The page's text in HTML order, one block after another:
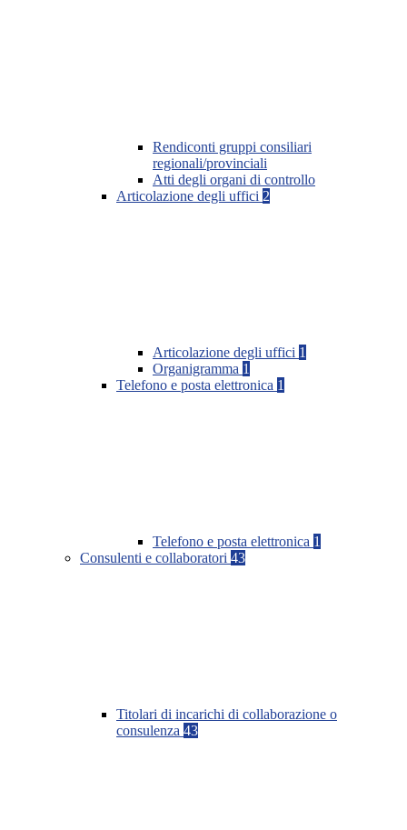
Rendiconti gruppi consiliari
regionali/provinciali
Atti degli organi di controllo
Articolazione degli uffici 2
Articolazione degli uffici 1
Organigramma 1
Telefono e posta elettronica 1
Telefono e posta elettronica 1
Consulenti e collaboratori 43
Titolari di incarichi di collaborazione o
consulenza 43